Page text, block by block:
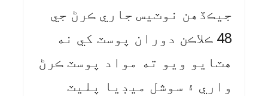
جيڪڏهن نوٽيس جاري ڪرڻ جي
48 ڪلاڪن دوران پوسٽ کي نه
هٽايو ويو ته مواد پوسٽ ڪرڻ
واري ۽ سوشل ميڊيا پليٽ